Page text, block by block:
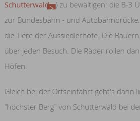
Schutterwald
) zu bewältigen: die B-3
zur Bundesbahn - und
die Tiere der Aussiedlerhöfe. Die
über jeden Besuch. Die Räder rollen
Höfen.
Gleich bei der Ortseinfahrt geht's dann
"höchster Berg" von Schutterwald bei